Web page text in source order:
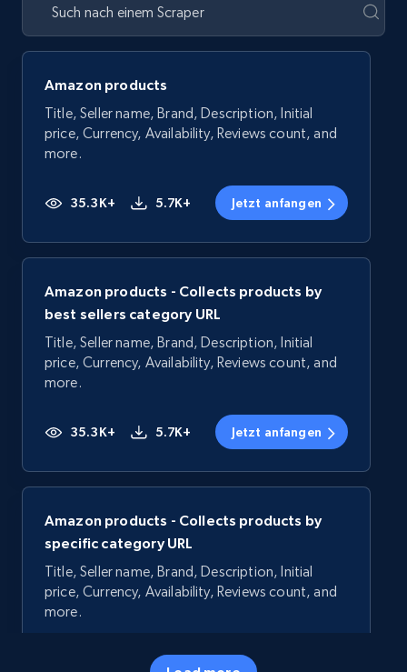
Amazon products
Title, Seller name, Brand, Description, Initial
price, Currency, Availability, Reviews count, and
more.
35.3K+ 5.7K+ Jetzt anfangen
Amazon products - Collects products by
best sellers category URL
Title, Seller name, Brand, Description, Initial
price, Currency, Availability, Reviews count, and
more.
35.3K+ 5.7K+ Jetzt anfangen
Amazon products - Collects products by
specific category URL
Title, Seller name, Brand, Description, Initial
price, Currency, Availability, Reviews count, and
more.
5.7K+ Jetzt anfangen